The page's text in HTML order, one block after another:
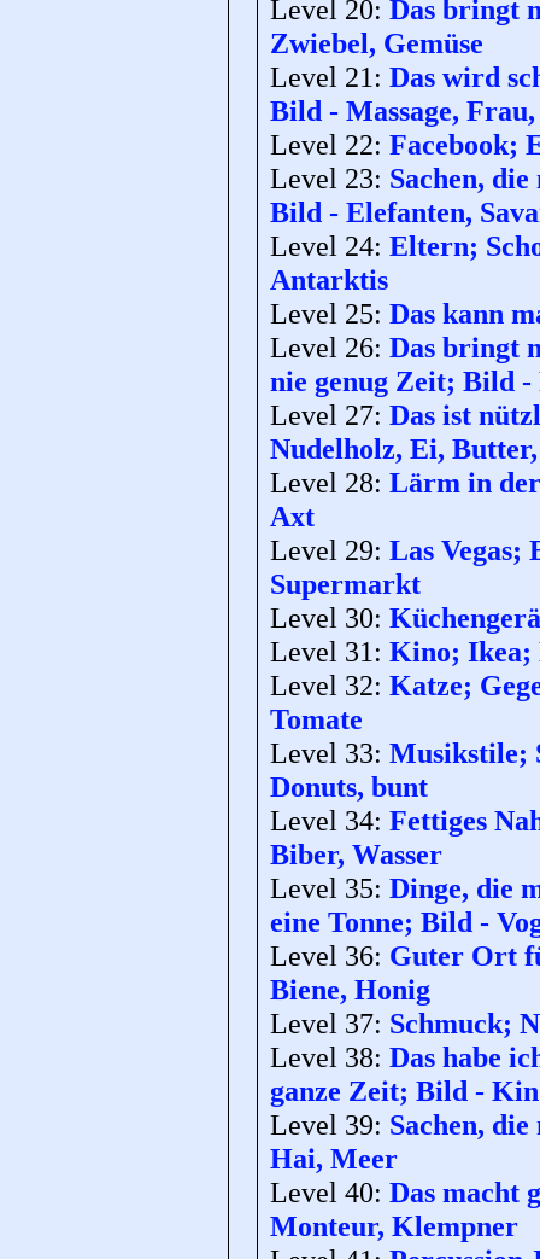
Level 20: Das bringt
Zwiebel, Gemüse
Level 21: Das wird
Bild - Massage,
Level 22: Facebook;
Level 23: Sachen,
Bild - Elefanten,
Level 24: Eltern;
Antarktis
Level 25: Das kann
Level 26: Das bringt
nie genug Zeit; Bild -
Level 27: Das ist
Nudelholz, Ei,
Level 28: Lärm in
Axt
Level 29: Las Vegas;
Supermarkt
Level 30:
Level 31: Kino; Ikea;
Level 32: Katze;
Tomate
Level 33: Musikstile;
Donuts, bunt
Level 34: Fettiges
Biber, Wasser
Level 35: Dinge, die
eine Tonne; Bild -
Level 36: Guter Ort
Biene, Honig
Level 37: Schmuck;
Level 38: Das habe
ganze Zeit; Bild -
Level 39: Sachen,
Hai, Meer
Level 40: Das macht
Monteur, Klempner